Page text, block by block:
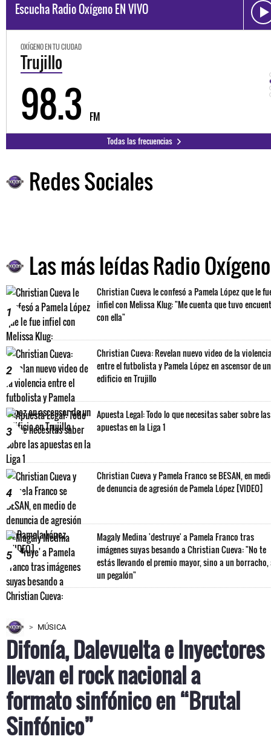
Escucha Radio Oxígeno EN VIVO
OXÍGENO EN TU CIUDAD
Trujillo
98.3 FM
Todas las frecuencias
Redes Sociales
Las más leídas Radio Oxígeno
1
Christian Cueva le confesó a Pamela López que le
infiel con Melissa Klug: "Me cuenta que tuvo
con ella"
2
Christian Cueva: Revelan nuevo video de la
entre el futbolista y Pamela López en ascensor de un
edificio en Trujillo
3
Apuesta Legal: Todo lo que necesitas saber sobre las
apuestas en la Liga 1
4
Christian Cueva y Pamela Franco se BESAN, en
de denuncia de agresión de Pamela López [VIDEO]
5
Magaly Medina 'destruye' a Pamela Franco tras
imágenes suyas besando a Christian Cueva: "No te
estás llevando el premio mayor, sino a un borracho,
un pegalón"
MÚSICA
Difonía, Dalevuelta e Inyectores
llevan el rock nacional a
formato sinfónico en “Brutal
Sinfónico”